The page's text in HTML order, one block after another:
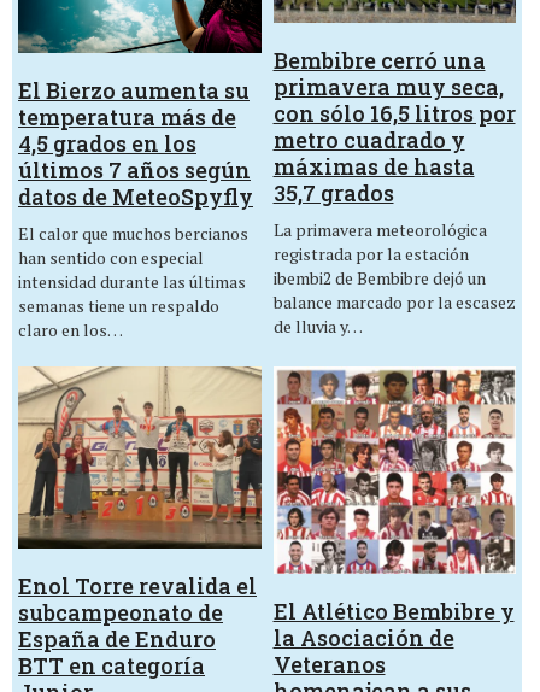
El Bierzo aumenta su
temperatura más de
4,5 grados en los
últimos 7 años según
datos de MeteoSpyfly
El calor que muchos bercianos
han sentido con especial
intensidad durante las últimas
semanas tiene un respaldo
claro en los…
Bembibre cerró una
primavera muy seca,
con sólo 16,5 litros por
metro cuadrado y
máximas de hasta
35,7 grados
La primavera meteorológica
registrada por la estación
ibembi2 de Bembibre dejó un
balance marcado por la escasez
de lluvia y…
Enol Torre revalida el
subcampeonato de
España de Enduro
BTT en categoría
El Atlético Bembibre y
la Asociación de
Veteranos